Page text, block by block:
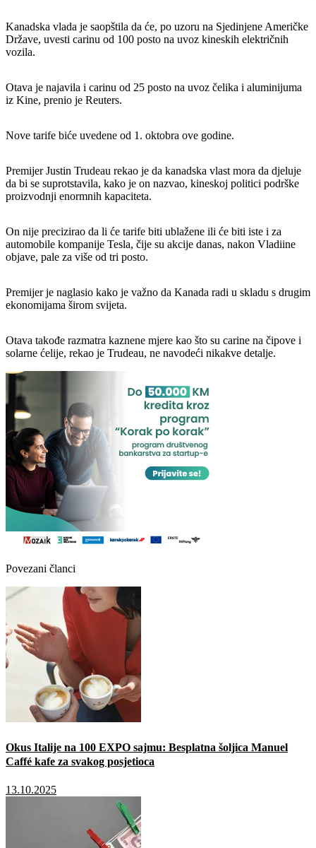
Kanadska vlada je saopštila da će, po uzoru na Sjedinjene Američke
Države, uvesti carinu od 100 posto na uvoz kineskih električnih
vozila.
Otava je najavila i carinu od 25 posto na uvoz čelika i aluminijuma
iz Kine, prenio je Reuters.
Nove tarife biće uvedene od 1. oktobra ove godine.
Premijer Justin Trudeau rekao je da kanadska vlast mora da djeluje
da bi se suprotstavila, kako je on nazvao, kineskoj politici podrške
proizvodnji enormnih kapaciteta.
On nije precizirao da li će tarife biti ublažene ili će biti iste i za
automobile kompanije Tesla, čije su akcije danas, nakon Vladiine
objave, pale za više od tri posto.
Premijer je naglasio kako je važno da Kanada radi u skladu s drugim
ekonomijama širom svijeta.
Otava takođe razmatra kaznene mjere kao što su carine na čipove i
solarne ćelije, rekao je Trudeau, ne navodeći nikakve detalje.
Povezani članci
Okus Italije na 100 EXPO sajmu: Besplatna šoljica Manuel
Caffé kafe za svakog posjetioca
13.10.2025